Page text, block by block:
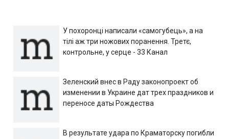
У похоронці написали «самогубець», а на
тілі аж три ножових поранення. Третє,
контрольне, у серце - 33 Канал
Зеленский внес в Раду законопроект об
изменении в Украине дат трех праздников и
переносе даты Рождества
В результате удара по Краматорску погибли